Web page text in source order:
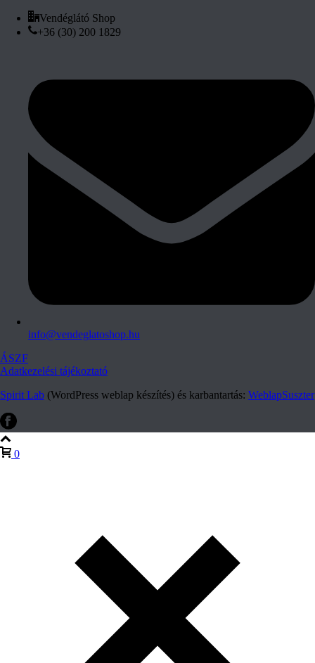
Vendéglátó Shop
+36 (30) 200 1829
info@vendeglatoshop.hu
ÁSZF
Adatkezelési tájékoztató
Spirit Lab (WordPress weblap készítés) és karbantartás: WeblapSuszter
0